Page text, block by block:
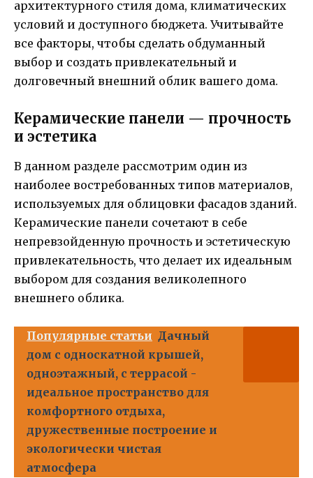
архитектурного стиля дома, климатических
условий и доступного бюджета. Учитывайте
все факторы, чтобы сделать обдуманный
выбор и создать привлекательный и
долговечный внешний облик вашего дома.
Керамические панели — прочность
и эстетика
В данном разделе рассмотрим один из
наиболее востребованных типов материалов,
используемых для облицовки фасадов зданий.
Керамические панели сочетают в себе
непревзойденную прочность и эстетическую
привлекательность, что делает их идеальным
выбором для создания великолепного
внешнего облика.
Популярные статьи Дачный
дом с односкатной крышей,
одноэтажный, с террасой -
идеальное пространство для
комфортного отдыха,
дружественные построение и
экологически чистая
атмосфера